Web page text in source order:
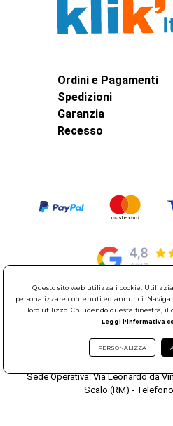
Ordini e Pagamenti
Spedizioni
Garanzia
Recesso
© Elettroservice Spa - Sede
00015
Partita Iva: 01586761007 - Codice
Sociale 1.600.000,00 Euro i.v.
Sede Operativa: Via Leonardo da
Scalo (RM) -
Questo sito web utilizza i cookie.
personalizzare contenuti ed annunci.
loro utilizzo. Chiudendo questa finestra, il
Leggi l'informativa
PERSONALIZZA